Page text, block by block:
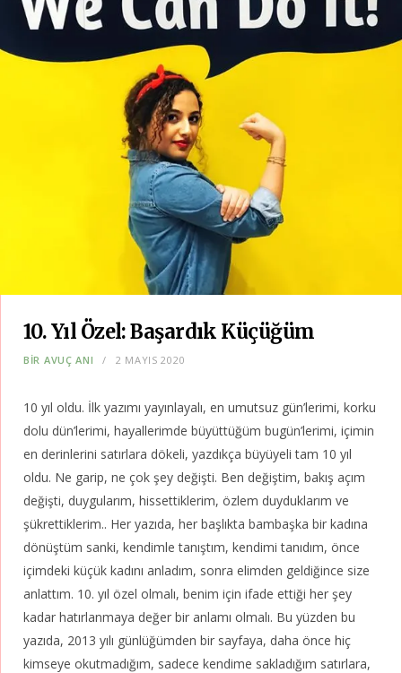
10. Yıl Özel: Başardık Küçüğüm
BIR AVUÇ ANI 2 MAYIS 2020
10 yıl oldu. İlk yazımı yayınlayalı, en umutsuz gün’lerimi, korku
dolu dün’lerimi, hayallerimde büyüttüğüm bugün’lerimi, içimin
en derinlerini satırlara dökeli, yazdıkça büyüyeli tam 10 yıl
oldu. Ne garip, ne çok şey değişti. Ben değiştim, bakış açım
değişti, duygularım, hissettiklerim, özlem duyduklarım ve
şükrettiklerim.. Her yazıda, her başlıkta bambaşka bir kadına
dönüştüm sanki, kendimle tanıştım, kendimi tanıdım, önce
içimdeki küçük kadını anladım, sonra elimden geldiğince size
anlattım. 10. yıl özel olmalı, benim için ifade ettiği her şey
kadar hatırlanmaya değer bir anlamı olmalı. Bu yüzden bu
yazıda, 2013 yılı günlüğümden bir sayfaya, daha önce hiç
kimseye okutmadığım, sadece kendime sakladığım satırlara,